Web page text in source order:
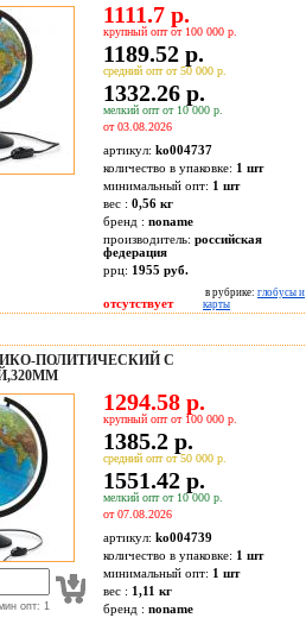
1111.7 р.
крупный опт от 100 000 р.
1189.52 р.
средний опт от 50 000 р.
1332.26 р.
мелкий опт от 10 000 р.
от 03.08.2026
артикул: ko004737
количество в упаковке: 1 шт
минимальный опт: 1 шт
вес : 0,56 кг
бренд : noname
производитель: российская
федерация
ррц: 1955 руб.
отсутствует
в рубрике: глобусы и
карты
ПОЛИТИЧЕСКИЙ С
опт: 1
1294.58 р.
крупный опт от 100 000 р.
1385.2 р.
средний опт от 50 000 р.
1551.42 р.
мелкий опт от 10 000 р.
от 07.08.2026
артикул: ko004739
количество в упаковке: 1 шт
минимальный опт: 1 шт
вес : 1,11 кг
бренд : noname